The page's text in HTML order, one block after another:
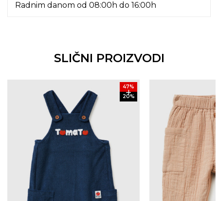
Radnim danom od 08:00h do 16:00h
SLIČNI PROIZVODI
47%
20%